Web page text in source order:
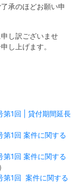
承のほどお願い申
し訳ございませ
し上げます。
第1回 | 貸付期間延長
第1回 案件に関する
第1回 案件に関する
第1回 案件に関する